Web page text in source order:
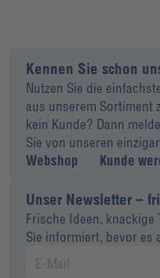
Kennen Sie schon
Nutzen Sie die
aus unserem Sortiment
kein Kunde? Dann
Sie von unseren
Webshop
Kunde
Unser Newsletter –
Frische Ideen, knackige
Sie informiert, bevor es